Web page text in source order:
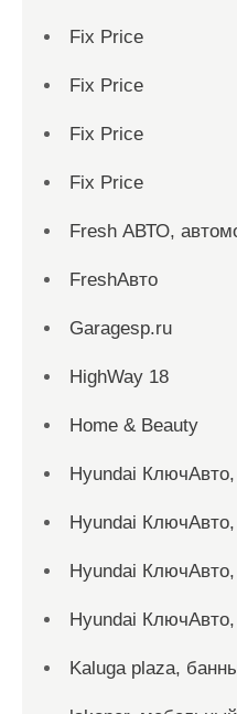
Fix Price
Fix Price
Fix Price
Fix Price
Fresh АВТО,
FreshАвто
Garagesp.ru
HighWay 18
Home & Beauty
Hyundai КлючАвто,
Hyundai КлючАвто,
Hyundai КлючАвто,
Hyundai КлючАвто,
Kaluga plaza,